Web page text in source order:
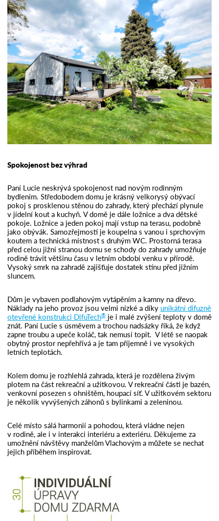
Spokojenost bez výhrad
Paní Lucie neskrývá spokojenost nad novým rodinným
bydlením. Středobodem domu je krásný velkorysý obývací
pokoj s prosklenou stěnou do zahrady, který přechází plynule
v jídelní kout a kuchyň. V domě je dále ložnice a dva dětské
pokoje. Ložnice a jeden pokoj mají vstup na terasu, podobně
jako obývák. Samozřejmostí je koupelna s vanou i sprchovým
koutem a technická místnost s druhým WC. Prostorná terasa
před celou jižní stranou domu se schody do zahrady umožňuje
rodině trávit většinu času v letním období venku v přírodě.
Vysoký smrk na zahradě zajišťuje dostatek stínu před jižním
sluncem.
Dům je vybaven podlahovým vytápěním a kamny na dřevo.
Náklady na jeho provoz jsou velmi nízké a díky unikátní difuzně
otevřené konstrukci DifuTech® je i malé zvýšení teploty v domě
znát. Paní Lucie s úsměvem a trochou nadsázky říká, že když
zapne troubu a upeče koláč, tak nemusí topit. V létě se naopak
obytný prostor nepřehřívá a je tam příjemně i ve vysokých
letních teplotách.
Kolem domu je rozhlehlá zahrada, která je rozdělena živým
plotem na část rekreační a užitkovou. V rekreační části je bazén,
venkovní posezen s ohništěm, houpací síť. V užitkovém sektoru
je několik vyvýšených záhonů s bylinkami a zeleninou.
Celé místo sálá harmonií a pohodou, která vládne nejen
v rodině, ale i v interakci interiéru a exteriéru. Děkujeme za
umožnění návštěvy manželům Vlachovým a můžete se nechat
jejich příběhem inspirovat.